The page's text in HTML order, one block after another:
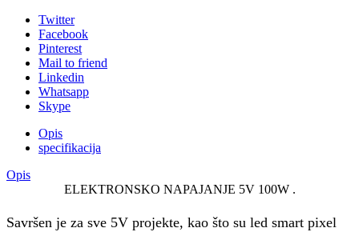
Twitter
Facebook
Pinterest
Mail to friend
Linkedin
Whatsapp
Skype
Opis
specifikacija
Opis
ELEKTRONSKO NAPAJANJE 5V 100W .
Savršen je za sve 5V projekte, kao što su led smart pixel